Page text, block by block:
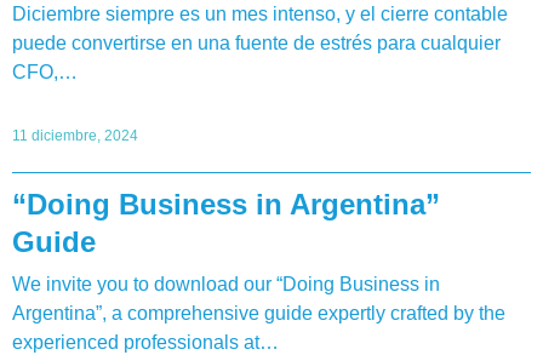
Diciembre siempre es un mes intenso, y el cierre contable
puede convertirse en una fuente de estrés para cualquier
CFO,…
11 diciembre, 2024
“Doing Business in Argentina”
Guide
We invite you to download our “Doing Business in
Argentina”, a comprehensive guide expertly crafted by the
experienced professionals at…